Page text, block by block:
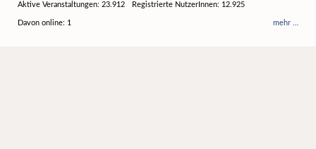
Aktive Veranstaltungen: 23.912 Registrierte NutzerInnen: 12.925
Davon online: 1 mehr …